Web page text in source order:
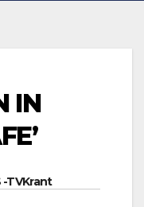
IN
-TVKrant